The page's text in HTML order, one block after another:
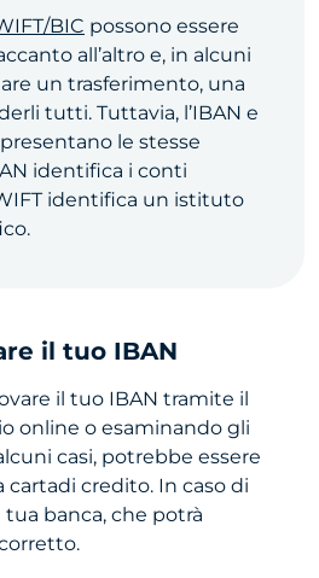
BIC possono essere
all’altro e, in alcuni
un trasferimento, una
tutti. Tuttavia, l’IBAN e
le stesse
identifica i conti
identifica un istituto
il tuo IBAN
il tuo IBAN tramite il
online o esaminando gli
casi, potrebbe essere
cartadi credito. In caso di
banca, che potrà